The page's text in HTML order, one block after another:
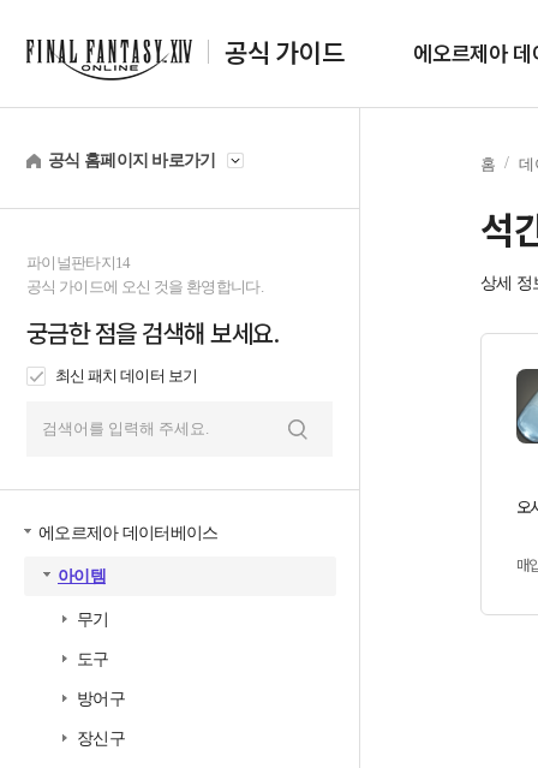
공식 가이드 에오르제아
공식 홈페이지 바로가기
파이널판타지14
공식 가이드에 오신 것을 환영합니다.
궁금한 점을 검색해 보세요.
최신 패치 데이터 보기
에오르제아 데이터베이스
아이템
무기
도구
방어구
장신구
홈 데
석
상세 정
오
매